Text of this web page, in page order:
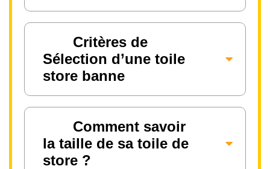
Critères de
Sélection d’une toile
store banne
Comment savoir
la taille de sa toile de
store ?